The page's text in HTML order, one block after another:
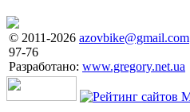
© 2011-2026 azovbike@gmail.com
97-76
Разработано: www.gregory.net.ua